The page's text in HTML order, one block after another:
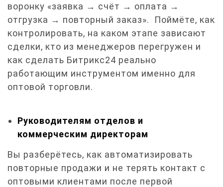
воронку «заявка → счёт → оплата →
отгрузка → повторный заказ». Поймёте, как
контролировать, на каком этапе зависают
сделки, кто из менеджеров перегружен и
как сделать Битрикс24 реально
работающим инструментом именно для
оптовой торговли.
Руководителям отделов и
коммерческим директорам
Вы разберётесь, как автоматизировать
повторные продажи и не терять контакт с
оптовыми клиентами после первой